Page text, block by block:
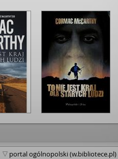
będą potrafiły podjąć moralnie
co ważniejsze jakie wartości moralne
• Cormac McCarthy pisząc "To
ludzi"stworzył mroczny, brutalny
nas do refleksji nad tym jacy jesteśmy,
moralność i konsekwencję wyborów
życiu nie ma prostych rozwiązań i
w każdym z nas tkwi skaza, mrok.
czy potrafimy zapanować nad
tak by nie doprowadzić do
Marta Ciulis- Pyznar